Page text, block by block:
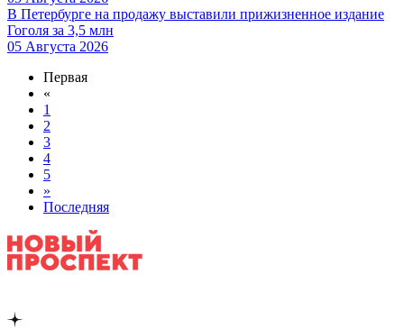
В Петербурге на продажу выставили прижизненное издание
Гоголя за 3,5 млн
05 Августа 2026
Первая
«
1
2
3
4
5
»
Последняя